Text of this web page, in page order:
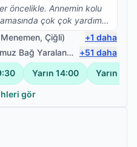
öncelikle. Annemin kolu
çok çok yardımcı
dilerim.
Menemen, Çiğli) +1 daha
Bağ Yaralanması ,Sırt Ağrısı
+51 daha
Yarın 14:00 Yarın
gör